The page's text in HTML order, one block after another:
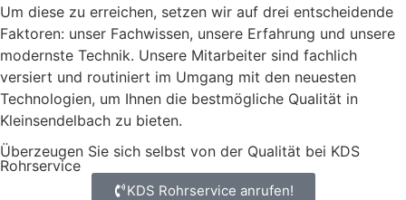
Um diese zu erreichen, setzen wir auf drei entscheidende
Faktoren: unser Fachwissen, unsere Erfahrung und unsere
modernste Technik. Unsere Mitarbeiter sind fachlich
versiert und routiniert im Umgang mit den neuesten
Technologien, um Ihnen die bestmögliche Qualität in
Kleinsendelbach zu bieten.
Überzeugen Sie sich selbst von der Qualität bei KDS
Rohrservice
KDS Rohrservice anrufen!